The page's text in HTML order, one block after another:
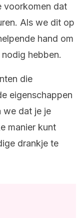
voorkomen dat
Als we dit op
hand om
hebben.
die
eigenschappen
we dat je je
manier kunt
drankje te